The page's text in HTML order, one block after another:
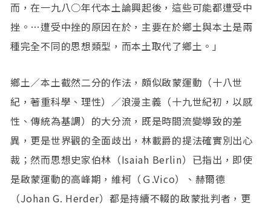
而，在一九八○年代本土論興起後，這些可能都遭受中
挫。…遭受中挫的原因在於，主要在於鄉土與本土是兩
種完全不同的思想類型，而本土取代了鄉土。」
鄉土／本土截然二分的作法，頗似啟蒙運動（十八世
紀，著重科學、理性）／浪漫主義（十九世紀初，以感
性、傳統為基調）的大分流，既是時間流變導致的差
異，更是世界觀的全面歧出，林載爵的提法確實別出心
裁；然而思想史家伯林（Isaiah Berlin）已指出，即使
是啟蒙運動的高峰期，維柯（Ｇ.Vico）、赫爾德
（Johan G. Herder）都是持續不輟的啟蒙批判者，更